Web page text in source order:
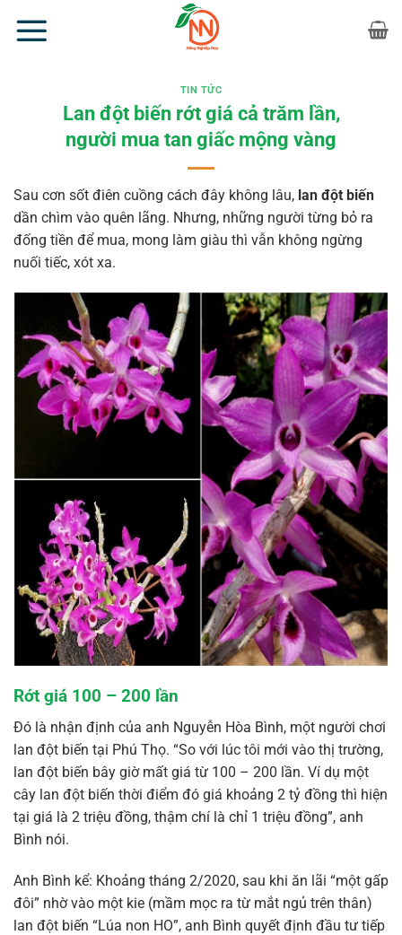
qua
TIN TỨC
Lan đột biến rớt giá cả trăm lần,
người mua tan giấc mộng vàng
Sau cơn sốt điên cuồng cách đây không lâu, lan đột biến
dần chìm vào quên lãng. Nhưng, những người từng bỏ ra
đống tiền để mua, mong làm giàu thì vẫn không ngừng
nuối tiếc, xót xa.
Rớt giá 100 – 200 lần
Đó là nhận định của anh Nguyễn Hòa Bình, một người chơi
lan đột biến tại Phú Thọ. “So với lúc tôi mới vào thị trường,
lan đột biến bây giờ mất giá từ 100 – 200 lần. Ví dụ một
cây lan đột biến thời điểm đó giá khoảng 2 tỷ đồng thì hiện
tại giá là 2 triệu đồng, thậm chí là chỉ 1 triệu đồng”, anh
Bình nói.
Anh Bình kể: Khoảng tháng 2/2020, sau khi ăn lãi “một gấp
đôi” nhờ vào một kie (mầm mọc ra từ mắt ngủ trên thân)
lan đột biến “Lúa non HO”, anh Bình quyết định đầu tư tiếp